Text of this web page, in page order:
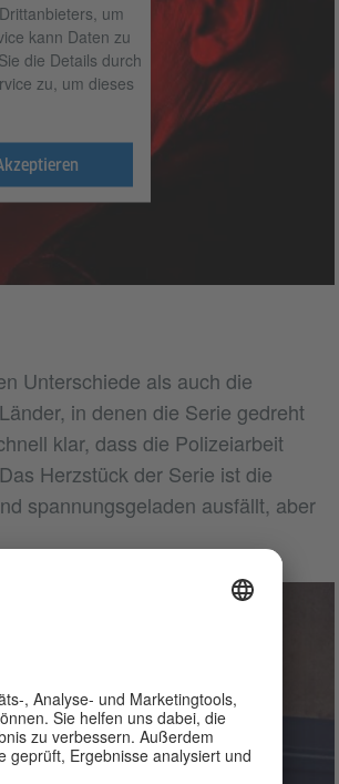
um
kann Daten zu
die Details durch
zu, um dieses
Unterschiede als auch die
in denen die Serie gedreht
klar, dass die Polizeiarbeit
Herzstück der Serie ist die
spannungsgeladen ausfällt, aber